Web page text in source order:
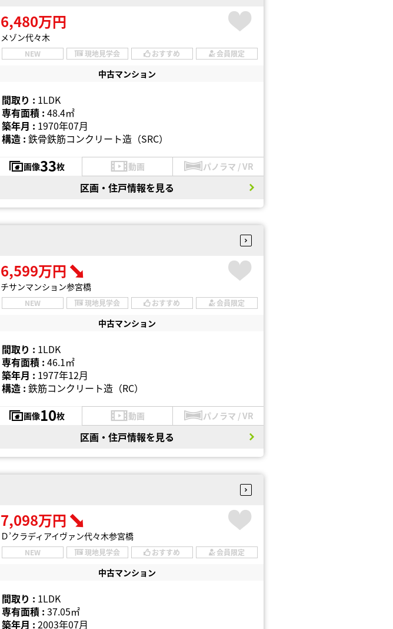
6,480万円
メゾン代々木
NEW 現地見学会 おすすめ 会員限定
中古マンション
間取り : 1LDK
専有面積 : 48.4㎡
築年月 : 1970年07月
構造 : 鉄骨鉄筋コンクリート造（SRC）
画像33枚 動画 パノラマ / VR
区画・住戸情報を見る
6,599万円
チサンマンション参宮橋
NEW 現地見学会 おすすめ 会員限定
中古マンション
間取り : 1LDK
専有面積 : 46.1㎡
築年月 : 1977年12月
構造 : 鉄筋コンクリート造（RC）
画像10枚 動画 パノラマ / VR
区画・住戸情報を見る
7,098万円
Ｄ’クラディアイヴァン代々木参宮橋
NEW 現地見学会 おすすめ 会員限定
中古マンション
間取り : 1LDK
専有面積 : 37.05㎡
築年月 : 2003年07月